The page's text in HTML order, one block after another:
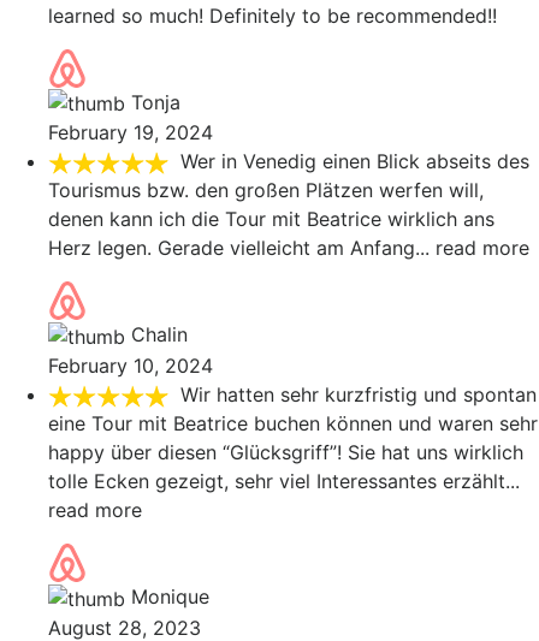
learned so much! Definitely to be recommended!!
Tonja
February 19, 2024
Wer in Venedig einen Blick abseits des
Tourismus bzw. den großen Plätzen werfen will,
denen kann ich die Tour mit Beatrice wirklich ans
Herz legen. Gerade vielleicht am Anfang... read more
Chalin
February 10, 2024
Wir hatten sehr kurzfristig und spontan
eine Tour mit Beatrice buchen können und waren sehr
happy über diesen “Glücksgriff”! Sie hat uns wirklich
tolle Ecken gezeigt, sehr viel Interessantes erzählt...
read more
Monique
August 28, 2023